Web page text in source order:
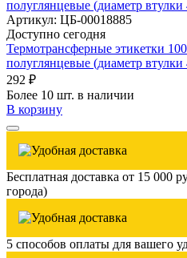
Артикул: ЦБ-00018885
Доступно сегодня
Термотрансферные этикетки
полуглянцевые (диаметр
292 ₽
Более 10 шт. в наличии
В корзину
Бесплатная доставка от 15 000
города)
5 способов оплаты для вашего